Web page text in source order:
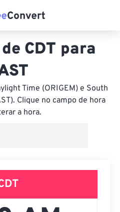
CDT para
Time (ORIGEM) e South
Clique no campo de hora
a hora.